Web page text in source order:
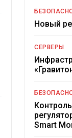
Новый
СЕРВЕРЫ
Smart